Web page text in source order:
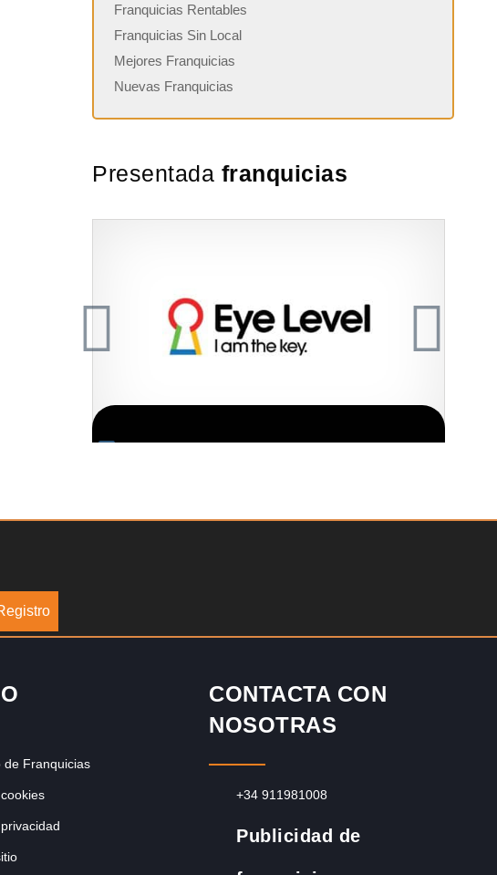
Franquicias Rentables
Franquicias Sin Local
Mejores Franquicias
Nuevas Franquicias
Presentada franquicias
Reino…
de Franquicias
CONTACTA CON
NOSOTRAS
+34 911981008
Publicidad de